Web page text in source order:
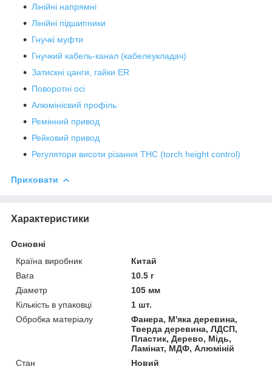
Лінійні напрямні
Лінійні підшипники
Гнучкі муфти
Гнучкий кабель-канал (кабелеукладач)
Затискні цанги, гайки ER
Поворотні осі
Алюмінієвий профіль
Ремінний привод
Рейковий привод
Регулятори висоти різання THC (torch height control)
Приховати
Характеристики
Основні
Країна виробник
Китай
Вага
10.5 г
Діаметр
105 мм
Кількість в упаковці
1 шт.
Обробка матеріалу
Фанера, М'яка деревина,
Тверда деревина, ЛДСП,
Пластик, Дерево, Мідь,
Ламінат, МДФ, Алюміній
Стан
Новий